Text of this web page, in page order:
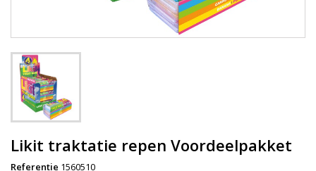
Likit traktatie repen Voordeelpakket
Referentie 1560510